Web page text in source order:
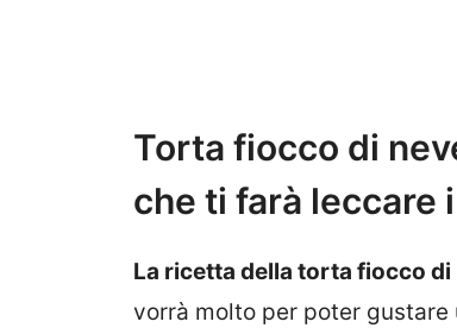
Torta fiocco di
che ti farà leccare
La ricetta della torta fiocco
vorrà molto per poter